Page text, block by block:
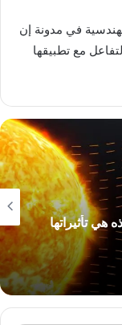
في مدونة إن
مع تطبيقها
تأثيراتها